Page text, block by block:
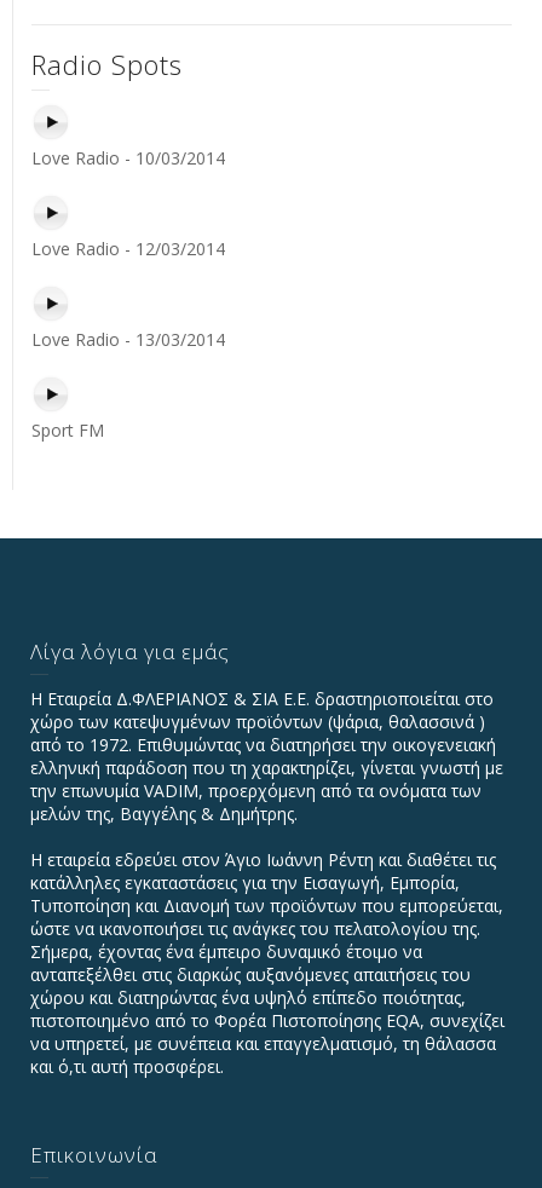
Radio Spots
Love Radio - 10/03/2014
Love Radio - 12/03/2014
Love Radio - 13/03/2014
Sport FM
Λίγα λόγια για εμάς
Η Εταιρεία Δ.ΦΛΕΡΙΑΝΟΣ & ΣΙΑ Ε.Ε. δραστηριοποιείται στο
χώρο των κατεψυγμένων προϊόντων (ψάρια, θαλασσινά )
από το 1972. Επιθυμώντας να διατηρήσει την οικογενειακή
ελληνική παράδοση που τη χαρακτηρίζει, γίνεται γνωστή με
την επωνυμία VADIΜ, προερχόμενη από τα ονόματα των
μελών της, Βαγγέλης & Δημήτρης.
Η εταιρεία εδρεύει στον Άγιο Ιωάννη Ρέντη και διαθέτει τις
κατάλληλες εγκαταστάσεις για την Εισαγωγή, Εμπορία,
Τυποποίηση και Διανομή των προϊόντων που εμπορεύεται,
ώστε να ικανοποιήσει τις ανάγκες του πελατολογίου της.
Σήμερα, έχοντας ένα έμπειρο δυναμικό έτοιμο να
ανταπεξέλθει στις διαρκώς αυξανόμενες απαιτήσεις του
χώρου και διατηρώντας ένα υψηλό επίπεδο ποιότητας,
πιστοποιημένο από το Φορέα Πιστοποίησης EQA, συνεχίζει
να υπηρετεί, με συνέπεια και επαγγελματισμό, τη θάλασσα
και ό,τι αυτή προσφέρει.
Επικοινωνία